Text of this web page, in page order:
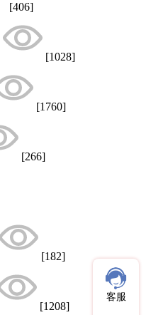
[406]
[1028]
[1760]
[266]
[182]
[1208]
客服